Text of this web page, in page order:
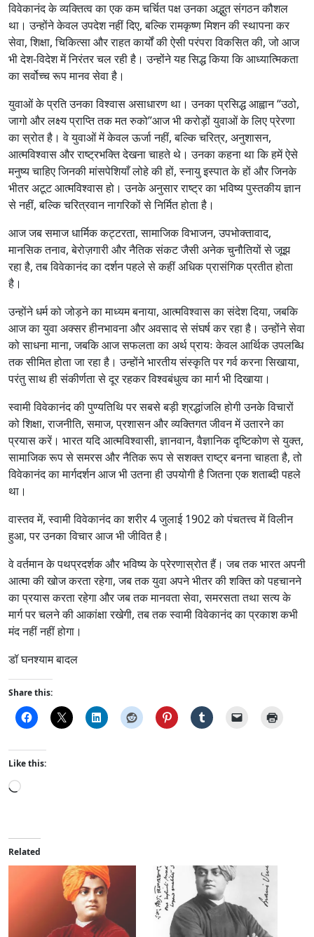
विवेकानंद के व्यक्तित्व का एक कम चर्चित पक्ष उनका अद्भुत संगठन कौशल
था। उन्होंने केवल उपदेश नहीं दिए, बल्कि रामकृष्ण मिशन की स्थापना कर
सेवा, शिक्षा, चिकित्सा और राहत कार्यों की ऐसी परंपरा विकसित की, जो आज
भी देश-विदेश में निरंतर चल रही है। उन्होंने यह सिद्ध किया कि आध्यात्मिकता
का सर्वोच्च रूप मानव सेवा है।
युवाओं के प्रति उनका विश्वास असाधारण था। उनका प्रसिद्ध आह्वान “उठो,
जागो और लक्ष्य प्राप्ति तक मत रुको”आज भी करोड़ों युवाओं के लिए प्रेरणा
का स्रोत है। वे युवाओं में केवल ऊर्जा नहीं, बल्कि चरित्र, अनुशासन,
आत्मविश्वास और राष्ट्रभक्ति देखना चाहते थे। उनका कहना था कि हमें ऐसे
मनुष्य चाहिए जिनकी मांसपेशियाँ लोहे की हों, स्नायु इस्पात के हों और जिनके
भीतर अटूट आत्मविश्वास हो। उनके अनुसार राष्ट्र का भविष्य पुस्तकीय ज्ञान
से नहीं, बल्कि चरित्रवान नागरिकों से निर्मित होता है।
आज जब समाज धार्मिक कट्टरता, सामाजिक विभाजन, उपभोक्तावाद,
मानसिक तनाव, बेरोज़गारी और नैतिक संकट जैसी अनेक चुनौतियों से जूझ
रहा है, तब विवेकानंद का दर्शन पहले से कहीं अधिक प्रासंगिक प्रतीत होता
है।
उन्होंने धर्म को जोड़ने का माध्यम बनाया, आत्मविश्वास का संदेश दिया, जबकि
आज का युवा अक्सर हीनभावना और अवसाद से संघर्ष कर रहा है। उन्होंने सेवा
को साधना माना, जबकि आज सफलता का अर्थ प्रायः केवल आर्थिक उपलब्धि
तक सीमित होता जा रहा है। उन्होंने भारतीय संस्कृति पर गर्व करना सिखाया,
परंतु साथ ही संकीर्णता से दूर रहकर विश्वबंधुत्व का मार्ग भी दिखाया।
स्वामी विवेकानंद की पुण्यतिथि पर सबसे बड़ी श्रद्धांजलि होगी उनके विचारों
को शिक्षा, राजनीति, समाज, प्रशासन और व्यक्तिगत जीवन में उतारने का
प्रयास करें। भारत यदि आत्मविश्वासी, ज्ञानवान, वैज्ञानिक दृष्टिकोण से युक्त,
सामाजिक रूप से समरस और नैतिक रूप से सशक्त राष्ट्र बनना चाहता है, तो
विवेकानंद का मार्गदर्शन आज भी उतना ही उपयोगी है जितना एक शताब्दी पहले
था।
वास्तव में, स्वामी विवेकानंद का शरीर 4 जुलाई 1902 को पंचतत्त्व में विलीन
हुआ, पर उनका विचार आज भी जीवित है।
वे वर्तमान के पथप्रदर्शक और भविष्य के प्रेरणास्रोत हैं। जब तक भारत अपनी
आत्मा की खोज करता रहेगा, जब तक युवा अपने भीतर की शक्ति को पहचानने
का प्रयास करता रहेगा और जब तक मानवता सेवा, समरसता तथा सत्य के
मार्ग पर चलने की आकांक्षा रखेगी, तब तक स्वामी विवेकानंद का प्रकाश कभी
मंद नहीं नहीं होगा।
डॉ घनश्याम बादल
Share this:
Like this:
L
d
i
n
Related